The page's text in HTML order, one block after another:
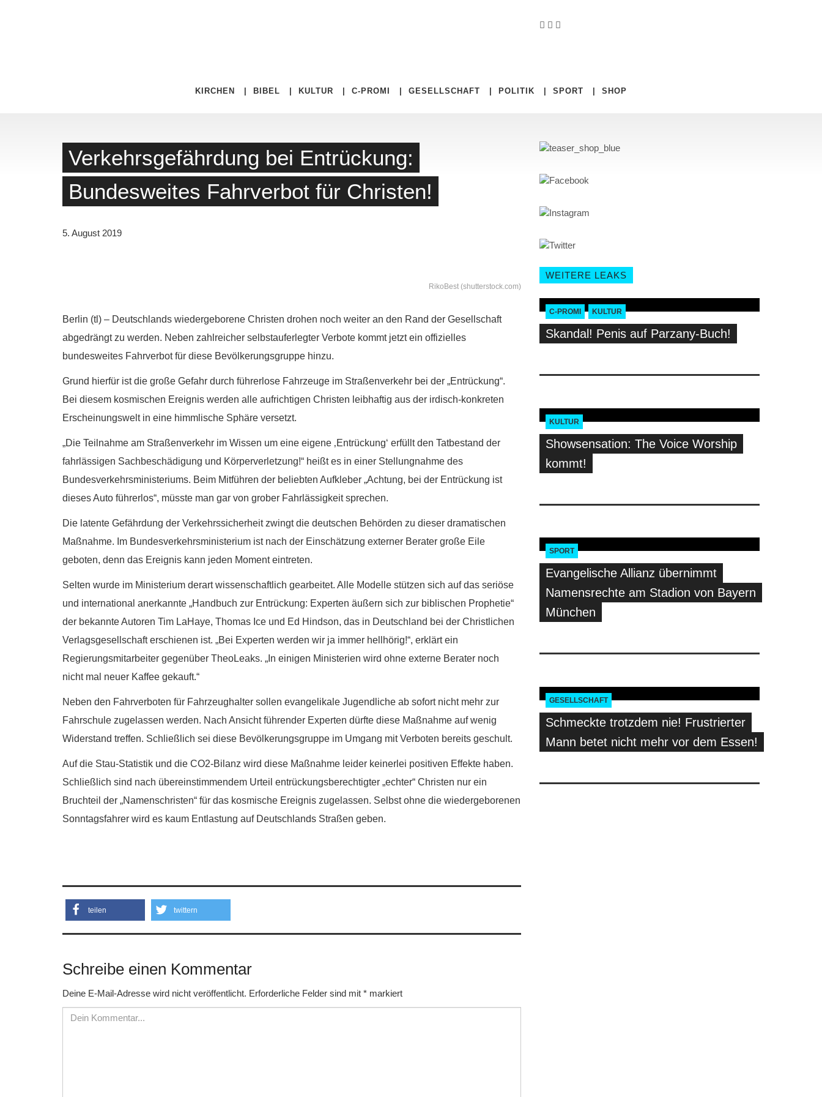
KIRCHEN BIBEL KULTUR C-PROMI GESELLSCHAFT POLITIK SPORT SHOP
Verkehrsgefährdung bei Entrückung:
Bundesweites Fahrverbot für Christen!
5. August 2019
RikoBest (shutterstock.com)
Berlin (tl) – Deutschlands wiedergeborene Christen drohen noch weiter an den Rand der Gesellschaft
abgedrängt zu werden. Neben zahlreicher selbstauferlegter Verbote kommt jetzt ein offizielles
bundesweites Fahrverbot für diese Bevölkerungsgruppe hinzu.
Grund hierfür ist die große Gefahr durch führerlose Fahrzeuge im Straßenverkehr bei der „Entrückung“.
Bei diesem kosmischen Ereignis werden alle aufrichtigen Christen leibhaftig aus der irdisch-konkreten
Erscheinungswelt in eine himmlische Sphäre versetzt.
„Die Teilnahme am Straßenverkehr im Wissen um eine eigene ‚Entrückung‘ erfüllt den Tatbestand der
fahrlässigen Sachbeschädigung und Körperverletzung!“ heißt es in einer Stellungnahme des
Bundesverkehrsministeriums. Beim Mitführen der beliebten Aufkleber „Achtung, bei der Entrückung ist
dieses Auto führerlos“, müsste man gar von grober Fahrlässigkeit sprechen.
Die latente Gefährdung der Verkehrssicherheit zwingt die deutschen Behörden zu dieser dramatischen
Maßnahme. Im Bundesverkehrsministerium ist nach der Einschätzung externer Berater große Eile
geboten, denn das Ereignis kann jeden Moment eintreten.
Selten wurde im Ministerium derart wissenschaftlich gearbeitet. Alle Modelle stützen sich auf das seriöse
und international anerkannte „Handbuch zur Entrückung: Experten äußern sich zur biblischen Prophetie“
der bekannte Autoren Tim LaHaye, Thomas Ice und Ed Hindson, das in Deutschland bei der Christlichen
Verlagsgesellschaft erschienen ist. „Bei Experten werden wir ja immer hellhörig!“, erklärt ein
Regierungsmitarbeiter gegenüber TheoLeaks. „In einigen Ministerien wird ohne externe Berater noch
nicht mal neuer Kaffee gekauft.“
Neben den Fahrverboten für Fahrzeughalter sollen evangelikale Jugendliche ab sofort nicht mehr zur
Fahrschule zugelassen werden. Nach Ansicht führender Experten dürfte diese Maßnahme auf wenig
Widerstand treffen. Schließlich sei diese Bevölkerungsgruppe im Umgang mit Verboten bereits geschult.
Auf die Stau-Statistik und die CO2-Bilanz wird diese Maßnahme leider keinerlei positiven Effekte haben.
Schließlich sind nach übereinstimmendem Urteil entrückungsberechtigter „echter“ Christen nur ein
Bruchteil der „Namenschristen“ für das kosmische Ereignis zugelassen. Selbst ohne die wiedergeborenen
Sonntagsfahrer wird es kaum Entlastung auf Deutschlands Straßen geben.
teilen twittern
Schreibe einen Kommentar
Deine E-Mail-Adresse wird nicht veröffentlicht. Erforderliche Felder sind mit * markiert
WEITERE LEAKS
C-PROMI KULTUR
Skandal! Penis auf Parzany-Buch!
KULTUR
Showsensation: The Voice Worship
kommt!
SPORT
Evangelische Allianz übernimmt
Namensrechte am Stadion von Bayern
München
GESELLSCHAFT
Schmeckte trotzdem nie! Frustrierter
Mann betet nicht mehr vor dem Essen!